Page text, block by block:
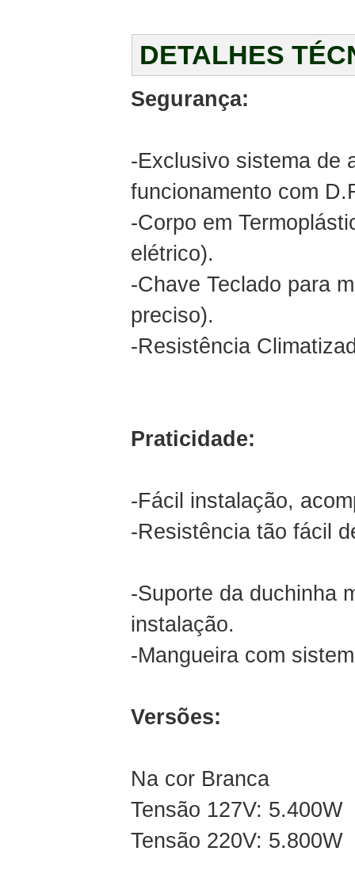
DETALHES
Segurança:
-Exclusivo sistema de
funcionamento com
-Corpo em
elétrico).
-Chave Teclado para
preciso).
-Resistência
Praticidade:
-Fácil instalação,
-Resistência tão fácil
-Suporte da duchinha
instalação.
-Mangueira com
Versões:
Na cor Branca
Tensão 127V: 5.400W
Tensão 220V: 5.800W